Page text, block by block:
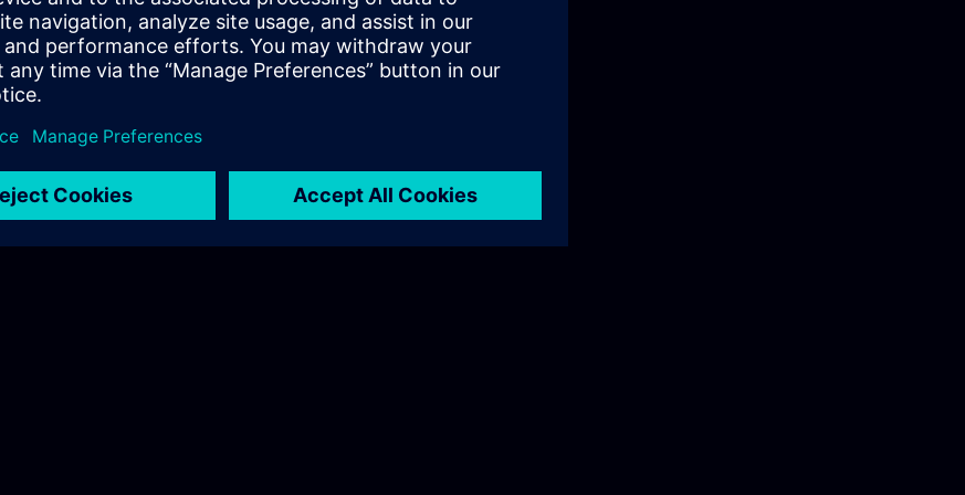
avec le savoir-faire de Siemens pour enseigner les
transférable.
Siemens Mechatronic sont des employés flexibles,